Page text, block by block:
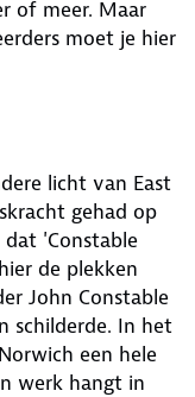
of meer. Maar
moet je hier
licht van East
gehad op
'Constable
de plekken
John Constable
schilderde. In het
een hele
werk hangt in